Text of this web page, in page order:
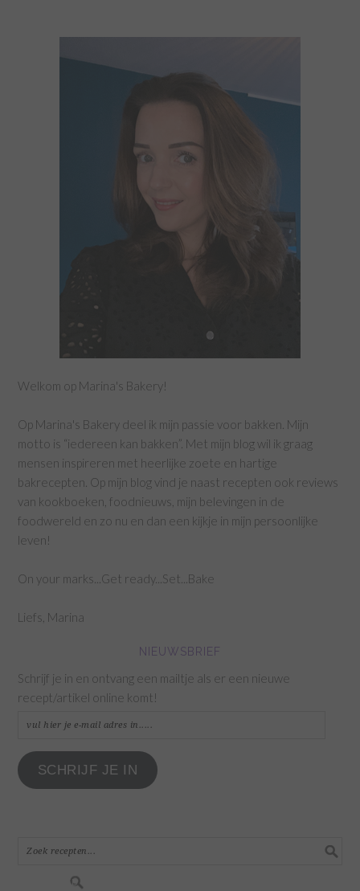
Welkom op Marina's Bakery!
Op Marina's Bakery deel ik mijn passie voor bakken. Mijn
motto is “iedereen kan bakken”. Met mijn blog wil ik graag
mensen inspireren met heerlijke zoete en hartige
bakrecepten. Op mijn blog vind je naast recepten ook reviews
van kookboeken, foodnieuws, mijn belevingen in de
foodwereld en zo nu en dan een kijkje in mijn persoonlijke
leven!
On your marks...Get ready...Set...Bake
Liefs, Marina
NIEUWSBRIEF
Schrijf je in en ontvang een mailtje als er een nieuwe
recept/artikel online komt!
vul
je
e-
SCHRIJF JE IN